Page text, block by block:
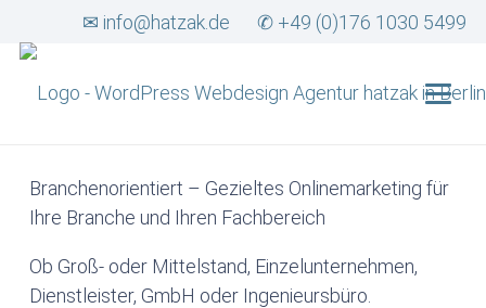
✉ info@hatzak.de ✆ +49 (0)176 1030 5499
Branchenorientiert – Gezieltes Onlinemarketing für
Ihre Branche und Ihren Fachbereich
Ob Groß- oder Mittelstand, Einzelunternehmen,
Dienstleister, GmbH oder Ingenieursbüro.